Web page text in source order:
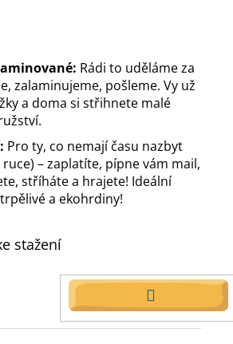
Rádi to uděláme za
zalaminujeme, pošleme. Vy už
a doma si střihnete malé
Pro ty, co nemají času nazbyt
– zaplatíte, pípne vám mail,
stříháte a hrajete! Ideální
a ekohrdiny!
stažení
DO
KOŠÍKU